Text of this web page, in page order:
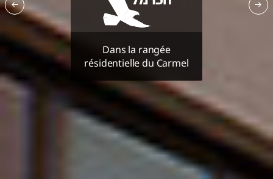
Dans la rangée
résidentielle du Carmel